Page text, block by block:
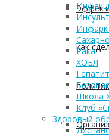
как
Рака
ХОБЛ
Школа
Клуб
Здоровый